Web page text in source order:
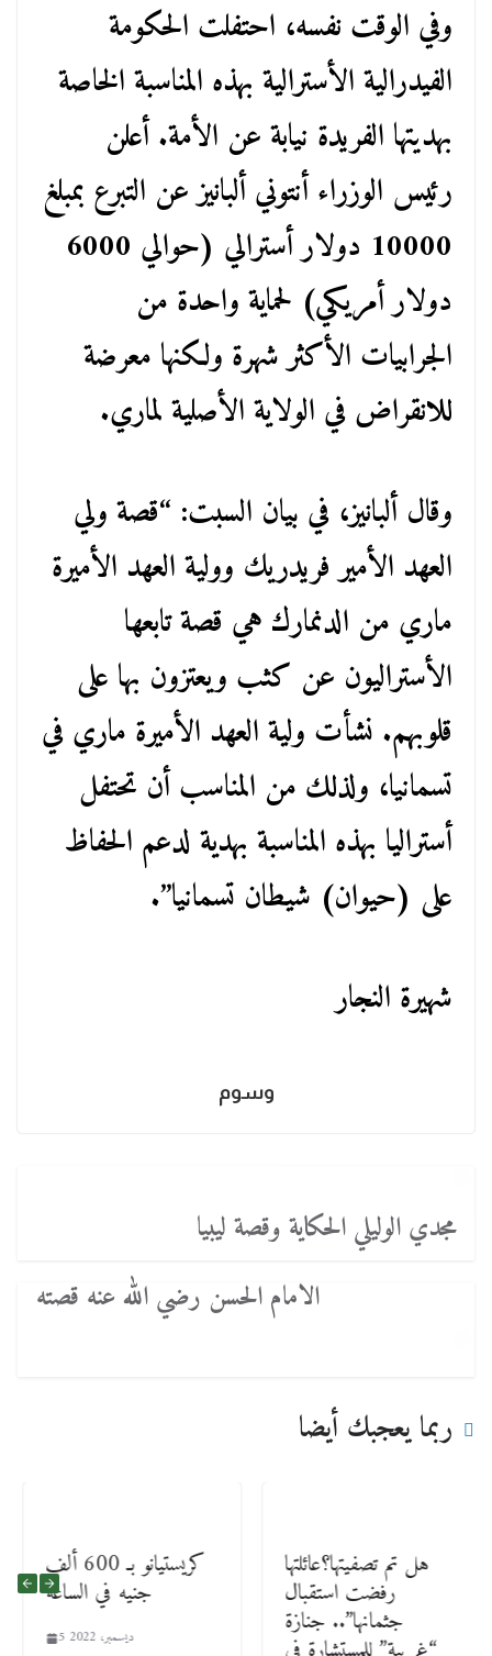
وفي الوقت نفسه، احتفلت الحكومة
الفيدرالية الأسترالية بهذه المناسبة الخاصة
بهديتها الفريدة نيابة عن الأمة. أعلن
رئيس الوزراء أنتوني ألبانيز عن التبرع بمبلغ
10000 دولار أسترالي (حوالي 6000
دولار أمريكي) لحماية واحدة من
الجرابيات الأكثر شهرة ولكنها معرضة
للانقراض في الولاية الأصلية لماري.
وقال ألبانيز، في بيان السبت: “قصة ولي
العهد الأمير فريدريك وولية العهد الأميرة
ماري من الدنمارك هي قصة تابعها
الأستراليون عن كثب ويعتزون بها على
قلوبهم. نشأت ولية العهد الأميرة ماري في
تسمانيا، ولذلك من المناسب أن تحتفل
أستراليا بهذه المناسبة بهدية لدعم الحفاظ
على (حيوان) شيطان تسمانيا”.
شهيرة النجار
وسوم
مجدي الوليلي الحكاية وقصة ليبيا
الامام الحسن رضي الله عنه قصته
ربما يعجبك أيضا
كريستيانو بـ 600 ألف
جنيه في الساعة
5 ديسمبر، 2022
هل تم تصفيتها؟عائلتها
رفضت استقبال
جثمانها”.. جنازة